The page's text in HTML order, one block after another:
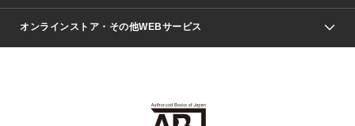
Vジャンプ
週刊ヤングジャンプ
少女マンガ
Seventeen
芸能・情報・スポーツ
文芸・文庫・総合
ライトノベル・ノベライズ
オンラインストア・その他WEBサービス